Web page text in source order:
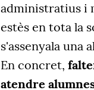
administratius i
estès en tota la
s'assenyala una
En concret,
atendre